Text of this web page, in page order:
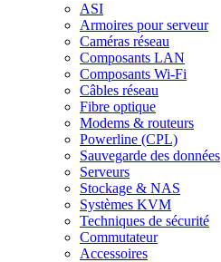
ASI
Armoires pour serveur
Caméras réseau
Composants LAN
Composants Wi-Fi
Câbles réseau
Fibre optique
Modems & routeurs
Powerline (CPL)
Sauvegarde des données
Serveurs
Stockage & NAS
Systèmes KVM
Techniques de sécurité
Commutateur
Accessoires